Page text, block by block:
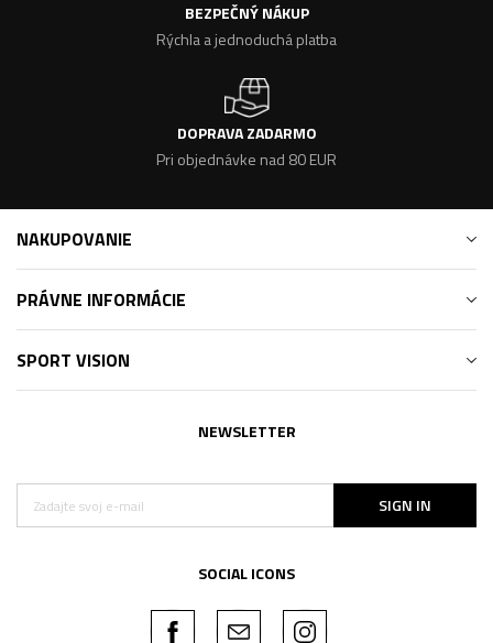
BEZPEČNÝ NÁKUP
Rýchla a jednoduchá platba
DOPRAVA ZADARMO
Pri objednávke nad 80 EUR
NAKUPOVANIE
PRÁVNE INFORMÁCIE
SPORT VISION
NEWSLETTER
SIGN IN
SOCIAL ICONS